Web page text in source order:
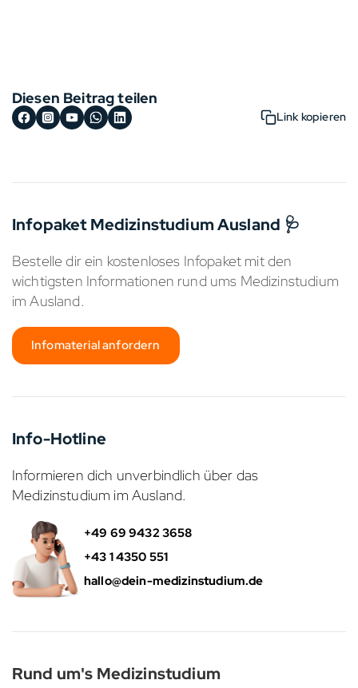
Diesen Beitrag teilen
Link kopieren
Infopaket Medizinstudium Ausland 🩺
Bestelle dir ein kostenloses Infopaket mit den
wichtigsten Informationen rund ums Medizinstudium
im Ausland.
Infomaterial anfordern
Info-Hotline
Informieren dich unverbindlich über das
Medizinstudium im Ausland.
+49 69 9432 3658
+43 1 4350 551
hallo@dein-medizinstudium.de
Rund um's Medizinstudium